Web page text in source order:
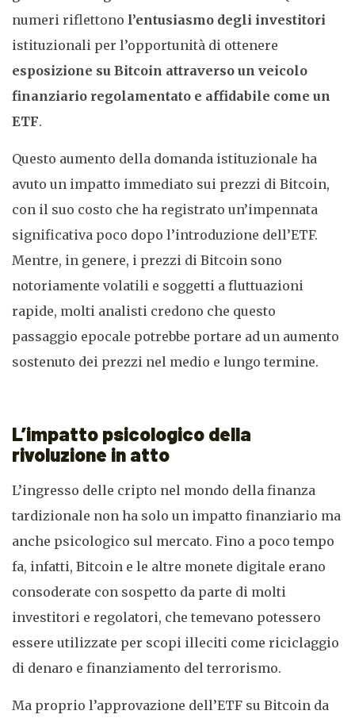
numeri riflettono l’entusiasmo degli investitori
istituzionali per l’opportunità di ottenere
esposizione su Bitcoin attraverso un veicolo
finanziario regolamentato e affidabile come un
ETF.
Questo aumento della domanda istituzionale ha
avuto un impatto immediato sui prezzi di Bitcoin,
con il suo costo che ha registrato un’impennata
significativa poco dopo l’introduzione dell’ETF.
Mentre, in genere, i prezzi di Bitcoin sono
notoriamente volatili e soggetti a fluttuazioni
rapide, molti analisti credono che questo
passaggio epocale potrebbe portare ad un aumento
sostenuto dei prezzi nel medio e lungo termine.
L’impatto psicologico della
rivoluzione in atto
L’ingresso delle cripto nel mondo della finanza
tardizionale non ha solo un impatto finanziario ma
anche psicologico sul mercato. Fino a poco tempo
fa, infatti, Bitcoin e le altre monete digitale erano
consoderate con sospetto da parte di molti
investitori e regolatori, che temevano potessero
essere utilizzate per scopi illeciti come riciclaggio
di denaro e finanziamento del terrorismo.
Ma proprio l’approvazione dell’ETF su Bitcoin da